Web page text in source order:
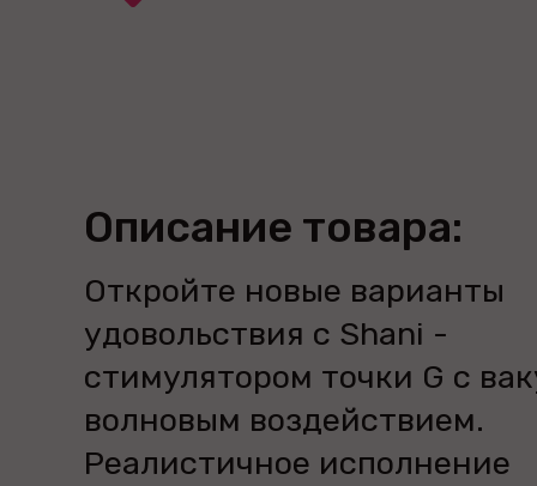
Описание товара:
Откройте новые варианты
удовольствия с Shani -
стимулятором точки G с
волновым воздействием.
Реалистичное исполнение